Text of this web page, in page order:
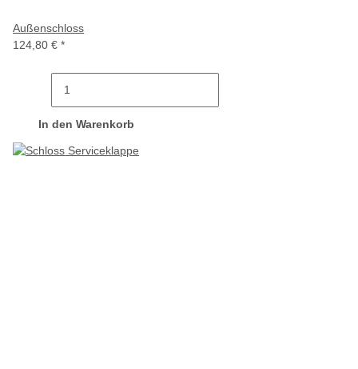
Außenschloss
124,80 € *
In den Warenkorb